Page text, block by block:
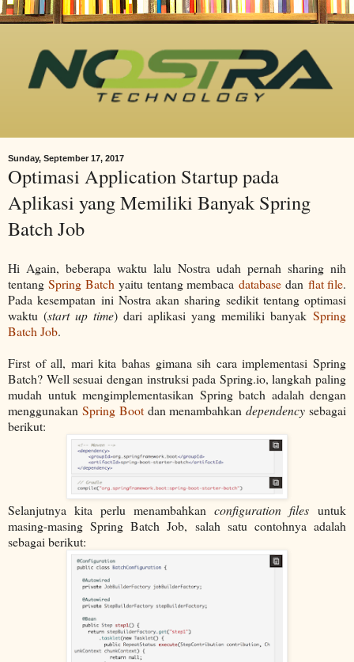
Sunday, September 17, 2017
Optimasi Application Startup pada
Aplikasi yang Memiliki Banyak Spring
Batch Job
Hi Again, beberapa waktu lalu Nostra udah pernah sharing nih
tentangSpring Batch yaitu tentang membaca databasedan flat file.
Pada kesempatan ini Nostra akan sharing sedikit tentang optimasi
waktu (start up time) dari aplikasi yang memiliki banyak Spring
Batch Job.
First of all, mari kita bahas gimana sih cara implementasi Spring
Batch? Well sesuai dengan instruksi pada Spring.io, langkah paling
mudah untuk mengimplementasikan Spring batch adalah dengan
menggunakanSpring Bootdan menambahkan dependencysebagai
berikut:
Selanjutnya kita perlu menambahkan configuration files untuk
masing-masing Spring Batch Job, salah satu contohnya adalah
sebagai berikut: